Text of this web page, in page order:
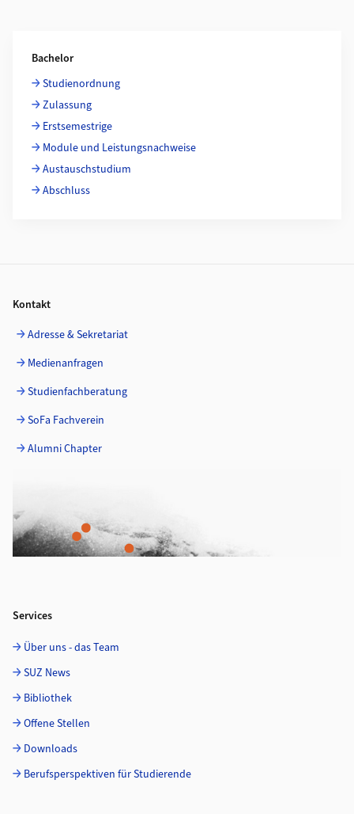
Bachelor
Studienordnung
Zulassung
Erstsemestrige
Module und Leistungsnachweise
Austauschstudium
Abschluss
Kontakt
Adresse & Sekretariat
Medienanfragen
Studienfachberatung
SoFa Fachverein
Alumni Chapter
Services
Über uns - das Team
SUZ News
Bibliothek
Offene Stellen
Downloads
Berufsperspektiven für Studierende